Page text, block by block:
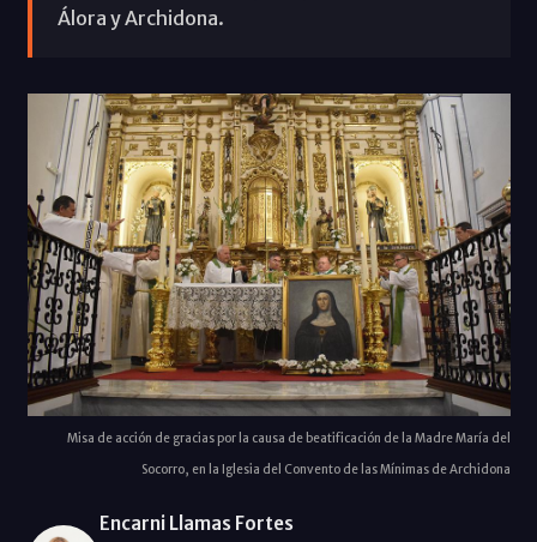
Álora y Archidona.
Misa de acción de gracias por la causa de beatificación de la Madre María del
Socorro, en la Iglesia del Convento de las Mínimas de Archidona
Encarni Llamas Fortes